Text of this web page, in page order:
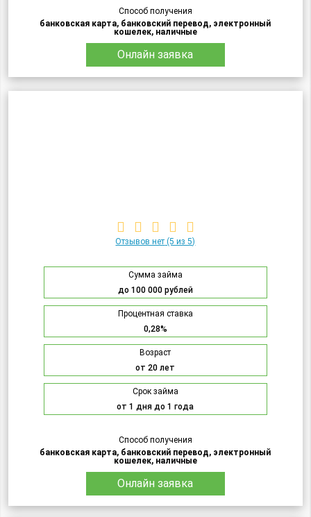
Способ получения
банковская карта, банковский перевод, электронный
кошелек, наличные
Онлайн заявка
Отзывов нет (5 из 5)
Сумма займа
до 100 000 рублей
Процентная ставка
0,28%
Возраст
от 20 лет
Срок займа
от 1 дня до 1 года
Способ получения
банковская карта, банковский перевод, электронный
кошелек, наличные
Онлайн заявка